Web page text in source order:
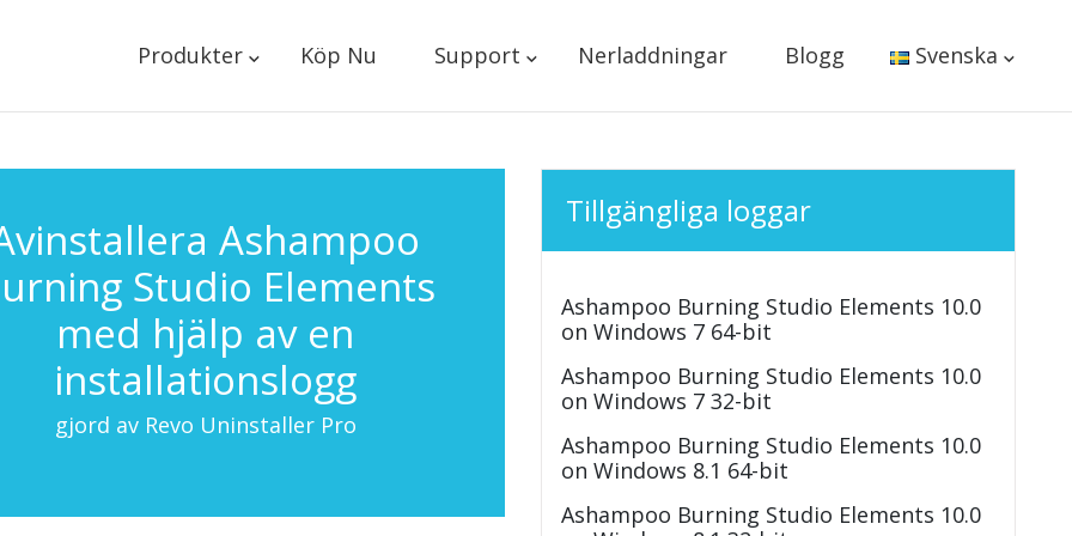
Produkter Köp Nu Support Nerladdningar Blogg Svenska
Ashampoo
Studio Elements
med hjälp av en
installationslogg
gjord av Revo Uninstaller Pro
Tillgängliga loggar
Ashampoo Burning Studio Elements 10.0
on Windows 7 64-bit
Ashampoo Burning Studio Elements 10.0
on Windows 7 32-bit
Ashampoo Burning Studio Elements 10.0
on Windows 8.1 64-bit
Ashampoo Burning Studio Elements 10.0